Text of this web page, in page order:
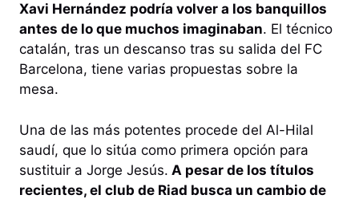
Xavi Hernández podría volver a los banquillos
antes de lo que muchos imaginaban. El técnico
catalán, tras un descanso tras su salida del FC
Barcelona, tiene varias propuestas sobre la
mesa.
Una de las más potentes procede del Al-Hilal
saudí, que lo sitúa como primera opción para
sustituir a Jorge Jesús. A pesar de los títulos
recientes, el club de Riad busca un cambio de